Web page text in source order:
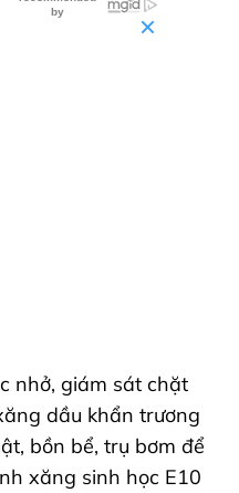
nhở, giám sát chặt
dầu khẩn trương
bồn bể, trụ bơm để
xăng sinh học E10